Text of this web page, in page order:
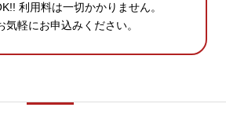
利用料は一切かかりません。
気軽にお申込みください。